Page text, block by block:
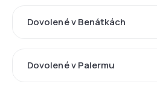
Dovolené v Benátkách
Dovolené v Palermu